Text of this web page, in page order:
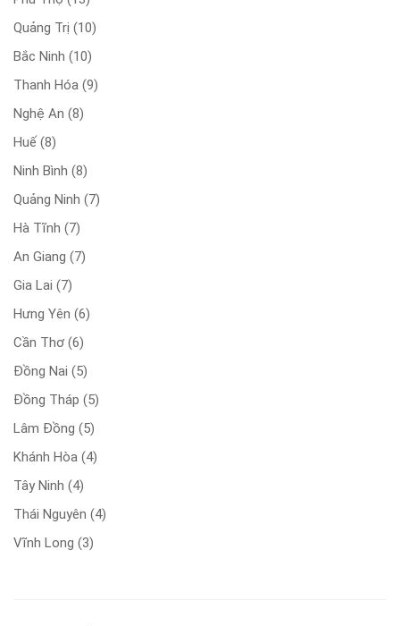
Quảng Trị (10)
Bắc Ninh (10)
Thanh Hóa (9)
Nghệ An (8)
Huế (8)
Ninh Bình (8)
Quảng Ninh (7)
Hà Tĩnh (7)
An Giang (7)
Gia Lai (7)
Hưng Yên (6)
Cần Thơ (6)
Đồng Nai (5)
Đồng Tháp (5)
Lâm Đồng (5)
Khánh Hòa (4)
Tây Ninh (4)
Thái Nguyên (4)
Vĩnh Long (3)